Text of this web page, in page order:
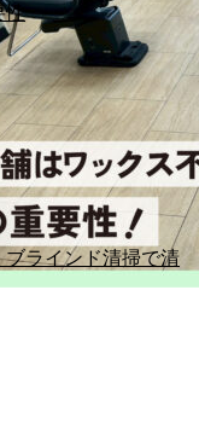
性
ラインド清掃で清